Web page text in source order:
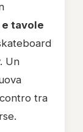
tavole
Un
tra